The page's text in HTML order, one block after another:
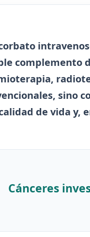
complemento
sino
de vida y,
Cánceres